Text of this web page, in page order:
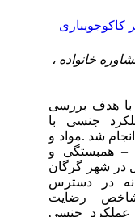
خانواده ،
هدف بررسی
جنسی با
شد .مواد و
همبستگی و
زن متاهل در شهر گرگان
در دسترس
رضایت
جنسی